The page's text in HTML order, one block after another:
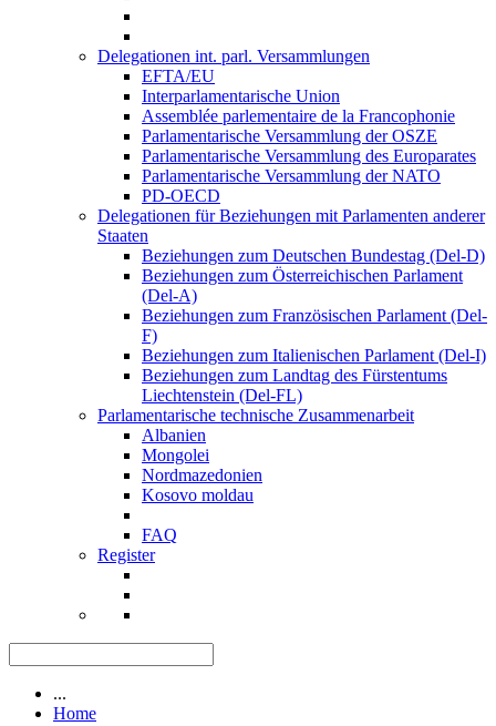
Delegationen int. parl. Versammlungen
EFTA/EU
Interparlamentarische Union
Assemblée parlementaire de la Francophonie
Parlamentarische Versammlung der OSZE
Parlamentarische Versammlung des Europarates
Parlamentarische Versammlung der NATO
PD-OECD
Delegationen für Beziehungen mit Parlamenten anderer
Staaten
Beziehungen zum Deutschen Bundestag (Del-D)
Beziehungen zum Österreichischen Parlament
(Del-A)
Beziehungen zum Französischen Parlament (Del-
F)
Beziehungen zum Italienischen Parlament (Del-I)
Beziehungen zum Landtag des Fürstentums
Liechtenstein (Del-FL)
Parlamentarische technische Zusammenarbeit
Albanien
Mongolei
Nordmazedonien
Kosovo moldau
FAQ
Register
...
Home